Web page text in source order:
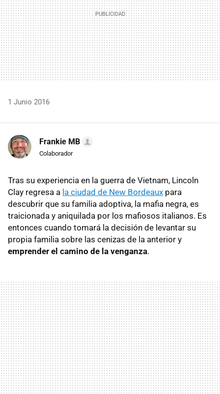
1 Junio 2016
Frankie MB
Colaborador
Tras su experiencia en la guerra de Vietnam, Lincoln
Clay regresa a la ciudad de New Bordeaux para
descubrir que su familia adoptiva, la mafia negra, es
traicionada y aniquilada por los mafiosos italianos. Es
entonces cuando tomará la decisión de levantar su
propia familia sobre las cenizas de la anterior y
emprender el camino de la venganza.